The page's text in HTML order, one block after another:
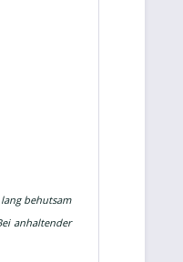
lang behutsam
anhaltender